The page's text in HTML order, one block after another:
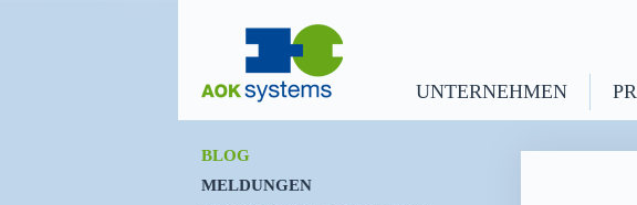
UNTERNEHMEN
BLOG
MELDUNGEN